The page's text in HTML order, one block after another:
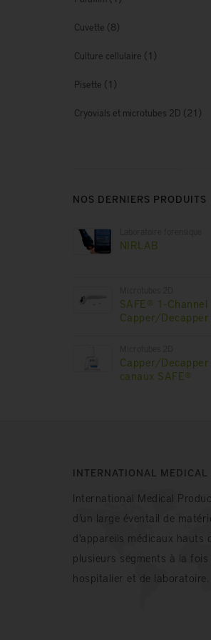
Cuvette (8)
Culture cellulaire (1)
Pisette (1)
Cryovials et microtubes 2D (21)
NOS DERNIERS PRODUITS
NIRLAB
SAFE® 1-Channel
Capper/Decapper
Capper/
canaux SAFE®
INTERNATIONAL MEDICAL
International Medical
d’un large éventail de
d'appareils médicaux hauts
plusieurs segments à la
hospitalier et de laboratoire.